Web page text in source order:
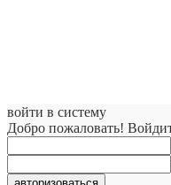
войти в систему
Добро пожаловать!